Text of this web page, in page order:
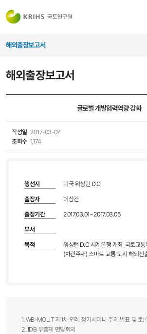
해외출장보고서
해외출장보고서
글로벌 개발협력역량 강화
작성일 2017-03-07
조회수 1,174
행선지 미국 워싱턴 D.C
출장자 이상건
출장기간 2017.03.01~2017.03.05
부서
목적
워싱턴 D.C 세계은행 개최_국토교
(차관주재) 스마트 교통 도시 해외진
1. WB-MOLIT 제1차 연례 정기세미나 주제 발표 및 토
2. IDB 부총재 면담회의